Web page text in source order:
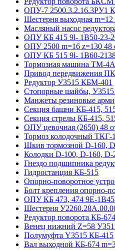
ОПУ-7 2500.3.2.16.3РУ1
Шестерня выходная
Масляный насос
ОПУ КБ 415 9l- 1B50-23-
ОПУ 2500 m=16 z=130 48
ОПУ КБ 515 9l- 1B60-
Тормозная машина ТМ-
Привод передвижения
Редуктор У3515 КБМ-401
Стопорные шайбы, У3515
Манжеты резиновые
Секция башни КБ-415,
Секция стрелы КБ-415,
ОПУ цевочная (2650) 48
Тормоз колодочный
Шкив тормозной D-160,
Колодки D-100, D-160,
Гнездо подшипника
Гидростанция КБ-515
Опорно-поворотное
Болт крепления опорно-
ОПУ КБ 473, 474 9E-
Шестерня
Редуктор поворота КБ-
Венец нижний Z=58
Полумуфта Y3515 КБ-415
Вал выходной КБ-674